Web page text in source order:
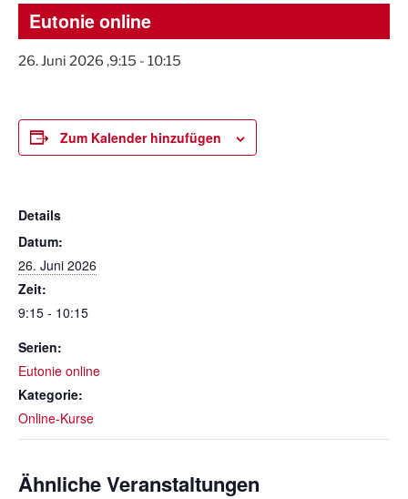
Eutonie online
26. Juni 2026 ,9:15 - 10:15
Zum Kalender hinzufügen
Details
Datum:
26. Juni 2026
Zeit:
9:15 - 10:15
Serien:
Eutonie online
Kategorie:
Online-Kurse
Ähnliche Veranstaltungen